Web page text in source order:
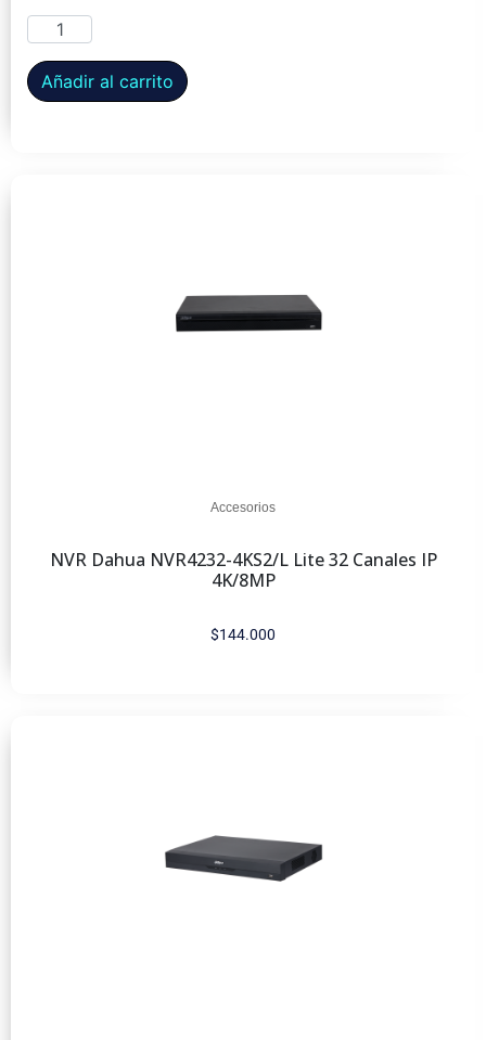
Añadir al carrito
Accesorios
NVR Dahua NVR4232-4KS2/L Lite 32 Canales IP
4K/8MP
$144.000